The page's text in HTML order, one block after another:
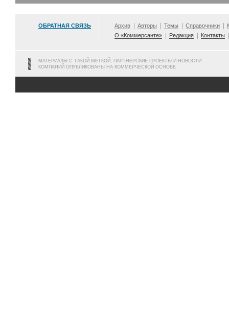
ОБРАТНАЯ СВЯЗЬ Архив Авторы Темы Справочники
О «Коммерсанте»
Редакция Контакты
МАТЕРИАЛЫ С ТАКОЙ МЕТКОЙ, ПАРТНЕРСКИЕ ПРОЕКТЫ И НОВОСТИ
КОМПАНИЙ ОПУБЛИКОВАНЫ НА КОММЕРЧЕСКОЙ ОСНОВЕ